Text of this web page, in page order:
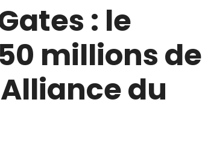
: le
millions de
du